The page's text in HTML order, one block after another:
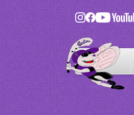
Skip
content